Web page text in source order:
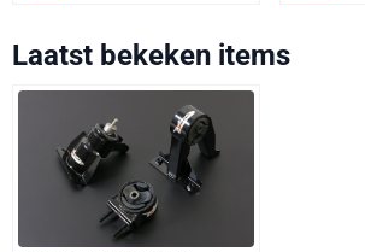
Laatst bekeken items